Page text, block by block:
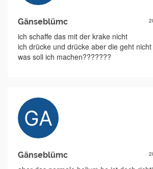
Gänseblümc
ich schaffe das mit der krake nicht
ich drücke und drücke aber die geht
was soll ich machen???????
Gänseblümc